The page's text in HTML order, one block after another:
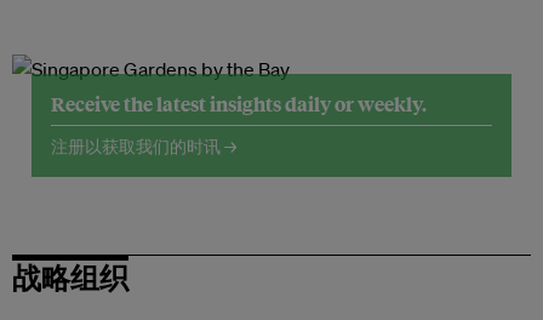
Receive the latest insights daily or weekly.
注册以获取我们的时讯 →
战略组织